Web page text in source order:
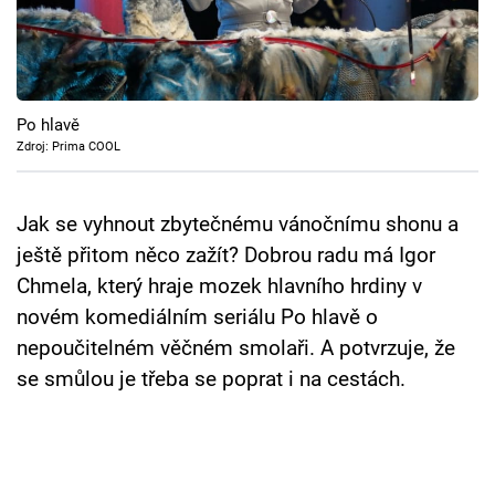
Cool Esport
Pořady
TV Program
Přihlášení
Sledujte nás
Po hlavě
Zdroj: Prima COOL
Jak se vyhnout zbytečnému vánočnímu shonu a
ještě přitom něco zažít? Dobrou radu má Igor
Chmela, který hraje mozek hlavního hrdiny v
novém komediálním seriálu Po hlavě o
nepoučitelném věčném smolaři. A potvrzuje, že
se smůlou je třeba se poprat i na cestách.